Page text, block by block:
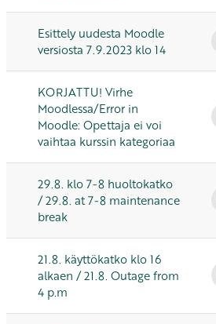
Esittely uudesta Moodle
versiosta 7.9.2023 klo 14
KORJATTU! Virhe
Moodlessa/Error in
Moodle: Opettaja ei voi
vaihtaa kurssin kategoriaa
29.8. klo 7-8 huoltokatko
/ 29.8. at 7-8 maintenance
break
21.8. käyttökatko klo 16
alkaen / 21.8. Outage from
4 p.m